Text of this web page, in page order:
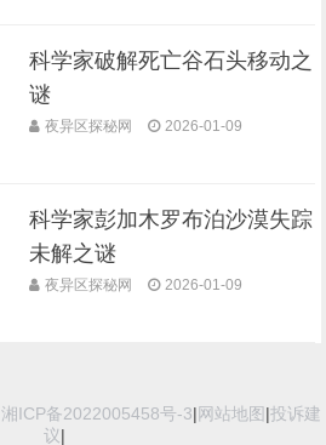
科学家破解死亡谷石头移动之
谜
夜异区探秘网 2026-01-09
科学家彭加木罗布泊沙漠失踪
未解之谜
夜异区探秘网 2026-01-09
湘ICP备2022005458号-3|网站地图 |投诉建
议|